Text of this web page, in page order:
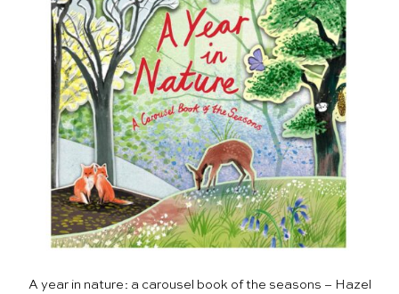
A year in nature: a carousel book of the seasons – Hazel